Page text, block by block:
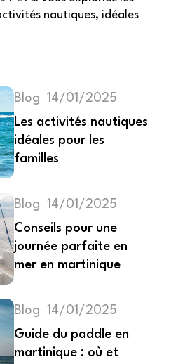
nautiques, idéales
Blog
14/01/2025
Les activités nautiques
idéales pour les
familles
Blog
14/01/2025
Conseils pour une
journée parfaite en
mer en martinique
Blog
14/01/2025
Guide du paddle en
martinique : où et